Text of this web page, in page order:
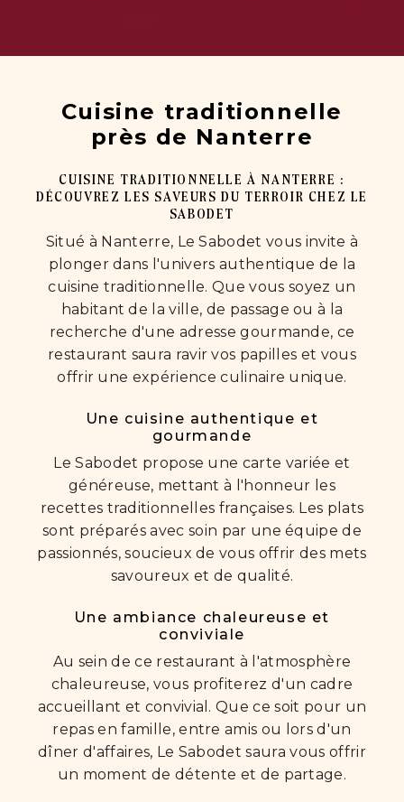
Cuisine traditionnelle
près de Nanterre
CUISINE TRADITIONNELLE À NANTERRE :
DÉCOUVREZ LES SAVEURS DU TERROIR CHEZ LE
SABODET
Situé à Nanterre, Le Sabodet vous invite à
plonger dans l'univers authentique de la
cuisine traditionnelle. Que vous soyez un
habitant de la ville, de passage ou à la
recherche d'une adresse gourmande, ce
restaurant saura ravir vos papilles et vous
offrir une expérience culinaire unique.
Une cuisine authentique et
gourmande
Le Sabodet propose une carte variée et
généreuse, mettant à l'honneur les
recettes traditionnelles françaises. Les plats
sont préparés avec soin par une équipe de
passionnés, soucieux de vous offrir des mets
savoureux et de qualité.
Une ambiance chaleureuse et
conviviale
Au sein de ce restaurant à l'atmosphère
chaleureuse, vous profiterez d'un cadre
accueillant et convivial. Que ce soit pour un
repas en famille, entre amis ou lors d'un
dîner d'affaires, Le Sabodet saura vous offrir
un moment de détente et de partage.